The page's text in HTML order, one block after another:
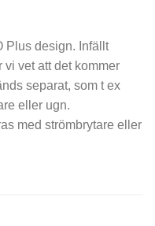
Plus design. Infällt
vet att det kommer
separat, som t ex
eller ugn.
med strömbrytare eller